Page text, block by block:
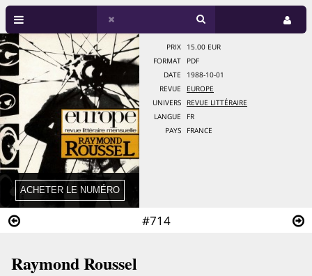
#714
PRIX
15.00 EUR
FORMAT
PDF
DATE
1988-10-01
REVUE
EUROPE
UNIVERS
REVUE LITTÉRAIRE
LANGUE
FR
PAYS
FRANCE
Raymond Roussel